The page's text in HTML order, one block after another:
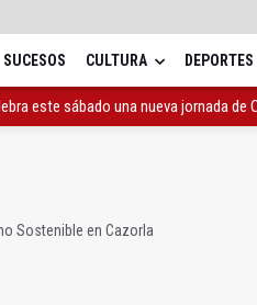
SUCESOS CULTURA DEPORTES
este sábado una nueva jornada de
Sostenible en Cazorla